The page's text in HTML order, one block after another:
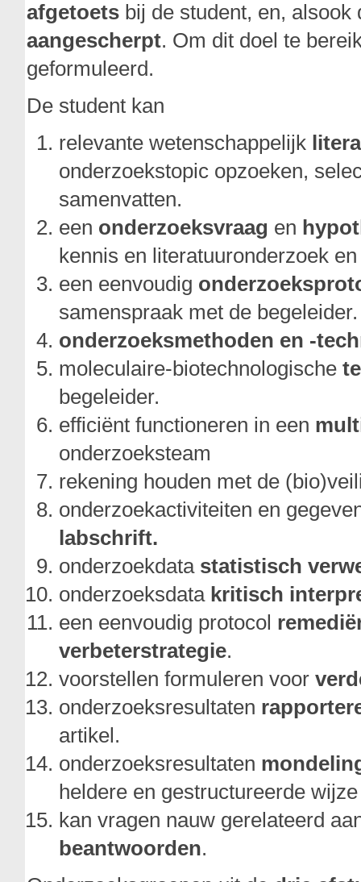
afgetoets bij de student, en, alsook
aangescherpt. Om dit doel te
geformuleerd.
De student kan
relevante wetenschappelijk
onderzoekstopic opzoeken,
samenvatten.
een onderzoeksvraag en
kennis en literatuuronderzoek
een eenvoudig
samenspraak met de begeleider.
onderzoeksmethoden en -
moleculaire-biotechnologische
begeleider.
efficiënt functioneren in een
onderzoeksteam
rekening houden met de
onderzoekactiviteiten en
labschrift.
onderzoekdata statistisch
onderzoeksdata kritisch
een eenvoudig protocol
verbeterstrategie.
voorstellen formuleren voor
onderzoeksresultaten
artikel.
onderzoeksresultaten
heldere en gestructureerde wijze
kan vragen nauw gerelateerd
beantwoorden.